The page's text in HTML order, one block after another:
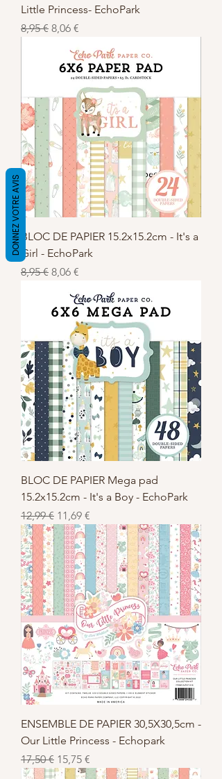
Little Princess- EchoPark
Standardpreis
8,95 € Sale-Preis
8,06 €
BLOC DE PAPIER 15.2x15.2cm - It's a
Girl - EchoPark
Standardpreis
8,95 € Sale-Preis
8,06 €
BLOC DE PAPIER Mega pad
15.2x15.2cm - It's a Boy - EchoPark
Standardpreis
12,99 € Sale-Preis
11,69 €
ENSEMBLE DE PAPIER 30,5X30,5cm -
Our Little Princess - Echopark
Standardpreis
17,50 € Sale-Preis
15,75 €
DONNEZ VOTRE AVIS